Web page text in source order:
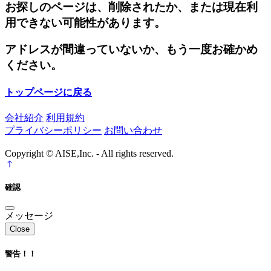
お探しのページは、削除されたか、または現在利
用できない可能性があります。
アドレスが間違っていないか、もう一度お確かめ
ください。
トップページに戻る
会社紹介 利用規約
プライバシーポリシー お問い合わせ
Copyright © AISE,Inc. - All rights reserved.
確認
メッセージ
Close
警告！！